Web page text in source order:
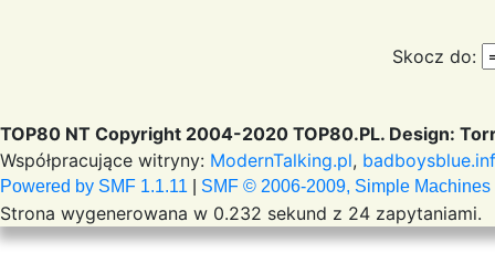
Skocz do:
TOP80 NT Copyright 2004-2020 TOP80.PL. Design:
Współpracujące witryny: ModernTalking.pl,
Powered by SMF 1.1.11 SMF © 2006-2009, Simple Machines
Strona wygenerowana w 0.232 sekund z 24 zapytaniami.